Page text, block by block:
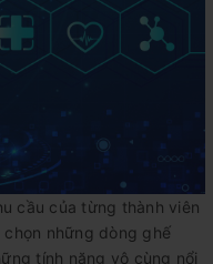
cầu của từng thành viên
những dòng ghế
tính năng vô cùng nổi